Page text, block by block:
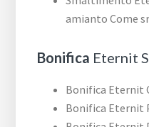
amianto Come
Bonifica Eternit
Bonifica Eternit
Bonifica Eternit